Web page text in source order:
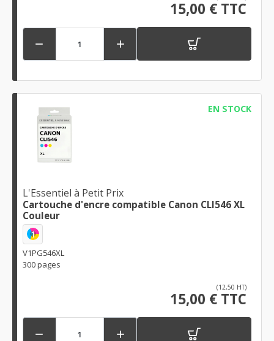
15,00 € TTC
 
EN STOCK
L'Essentiel à Petit Prix
Cartouche d'encre compatible Canon CLI546 XL
Couleur
1
V1PG546XL
300 pages
(12,50 HT)
15,00 € TTC
 